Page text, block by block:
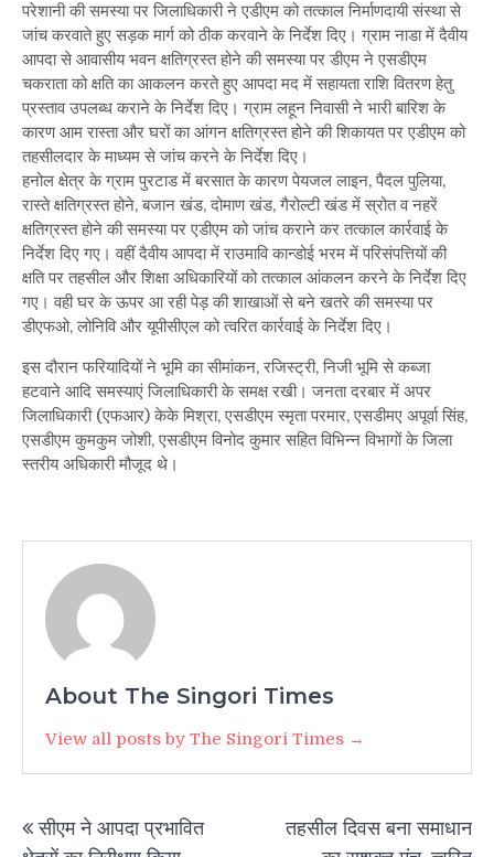
परेशानी की समस्या पर जिलाधिकारी ने एडीएम को तत्काल निर्माणदायी संस्था से
जांच करवाते हुए सड़क मार्ग को ठीक करवाने के निर्देश दिए। ग्राम नाडा में दैवीय
आपदा से आवासीय भवन क्षतिग्रस्त होने की समस्या पर डीएम ने एसडीएम
चकराता को क्षति का आकलन करते हुए आपदा मद में सहायता राशि वितरण हेतु
प्रस्ताव उपलब्ध कराने के निर्देश दिए। ग्राम लहून निवासी ने भारी बारिश के
कारण आम रास्ता और घरों का आंगन क्षतिग्रस्त होने की शिकायत पर एडीएम को
तहसीलदार के माध्यम से जांच करने के निर्देश दिए।
हनोल क्षेत्र के ग्राम पुरटाड में बरसात के कारण पेयजल लाइन, पैदल पुलिया,
रास्ते क्षतिग्रस्त होने, बजान खंड, दोमाण खंड, गैरोल्टी खंड में स्रोत व नहरें
क्षतिग्रस्त होने की समस्या पर एडीएम को जांच कराने कर तत्काल कार्रवाई के
निर्देश दिए गए। वहीं दैवीय आपदा में राउमावि कान्डोई भरम में परिसंपत्तियों की
क्षति पर तहसील और शिक्षा अधिकारियों को तत्काल आंकलन करने के निर्देश दिए
गए। वही घर के ऊपर आ रही पेड़ की शाखाओं से बने खतरे की समस्या पर
डीएफओ, लोनिवि और यूपीसीएल को त्वरित कार्रवाई के निर्देश दिए।
इस दौरान फरियादियों ने भूमि का सीमांकन, रजिस्ट्री, निजी भूमि से कब्जा
हटवाने आदि समस्याएं जिलाधिकारी के समक्ष रखी। जनता दरबार में अपर
जिलाधिकारी (एफआर) केके मिश्रा, एसडीएम स्मृता परमार, एसडीमए अपूर्वा सिंह,
एसडीएम कुमकुम जोशी, एसडीएम विनोद कुमार सहित विभिन्न विभागों के जिला
स्तरीय अधिकारी मौजूद थे।
About The Singori Times
View all posts by The Singori Times →
navigation
सीएम ने आपदा प्रभावित
तहसील दिवस बना समाधान